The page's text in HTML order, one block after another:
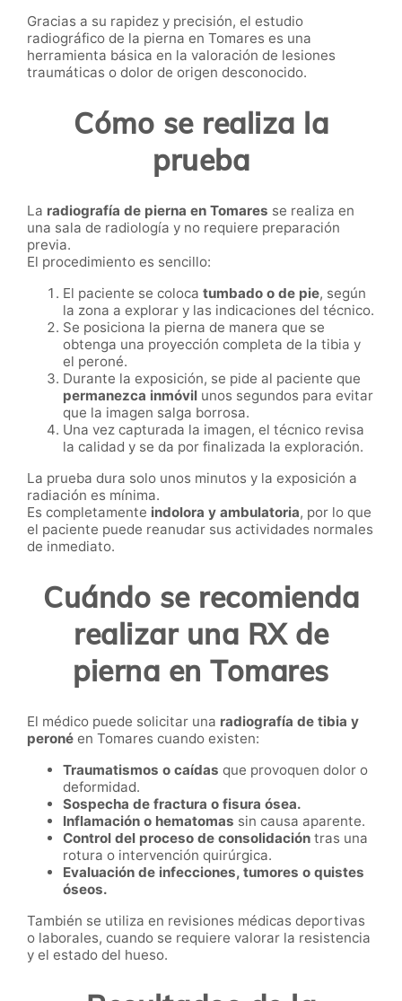
Gracias a su rapidez y precisión, el estudio
radiográfico de la pierna en Tomares es una
herramienta básica en la valoración de lesiones
traumáticas o dolor de origen desconocido.
Cómo se realiza la
prueba
La radiografía de pierna en Tomares se realiza en
una sala de radiología y no requiere preparación
previa.
El procedimiento es sencillo:
El paciente se coloca tumbado o de pie, según
la zona a explorar y las indicaciones del técnico.
Se posiciona la pierna de manera que se
obtenga una proyección completa de la tibia y
el peroné.
Durante la exposición, se pide al paciente que
permanezca inmóvil unos segundos para evitar
que la imagen salga borrosa.
Una vez capturada la imagen, el técnico revisa
la calidad y se da por finalizada la exploración.
La prueba dura solo unos minutos y la exposición a
radiación es mínima.
Es completamente indolora y ambulatoria, por lo que
el paciente puede reanudar sus actividades normales
de inmediato.
Cuándo se recomienda
realizar una RX de
pierna en Tomares
El médico puede solicitar una radiografía de tibia y
peroné en Tomares cuando existen:
Traumatismos o caídas que provoquen dolor o
deformidad.
Sospecha de fractura o fisura ósea.
Inflamación o hematomas sin causa aparente.
Control del proceso de consolidación tras una
rotura o intervención quirúrgica.
Evaluación de infecciones, tumores o quistes
óseos.
También se utiliza en revisiones médicas deportivas
o laborales, cuando se requiere valorar la resistencia
y el estado del hueso.